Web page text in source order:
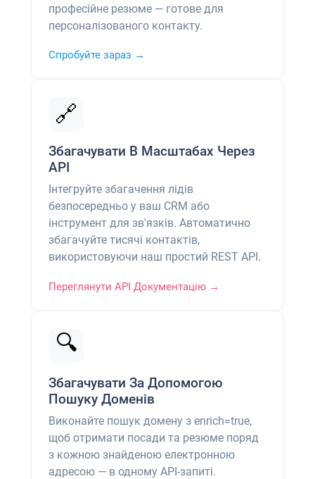
професійне резюме — готове для
персоналізованого контакту.
Спробуйте зараз →
🔗
Збагачувати В Масштабах Через
API
Інтегруйте збагачення лідів
безпосередньо у ваш CRM або
інструмент для зв'язків. Автоматично
збагачуйте тисячі контактів,
використовуючи наш простий REST API.
Переглянути API Документацію →
🔍
Збагачувати За Допомогою
Пошуку Доменів
Виконайте пошук домену з enrich=true,
щоб отримати посади та резюме поряд
з кожною знайденою електронною
адресою — в одному API-запиті.